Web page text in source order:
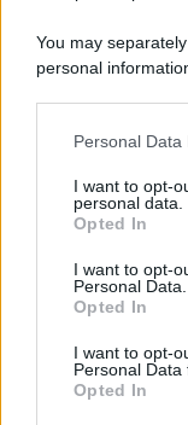
You may
personal
This information
disclose it to
Please note that
services and may
not limited to your
grant or deny
consent section.
Personal
I want to opt-
personal data.
Opted In
I want to opt-
Personal Data.
Opted In
I want to opt-
Personal Data
Opted In